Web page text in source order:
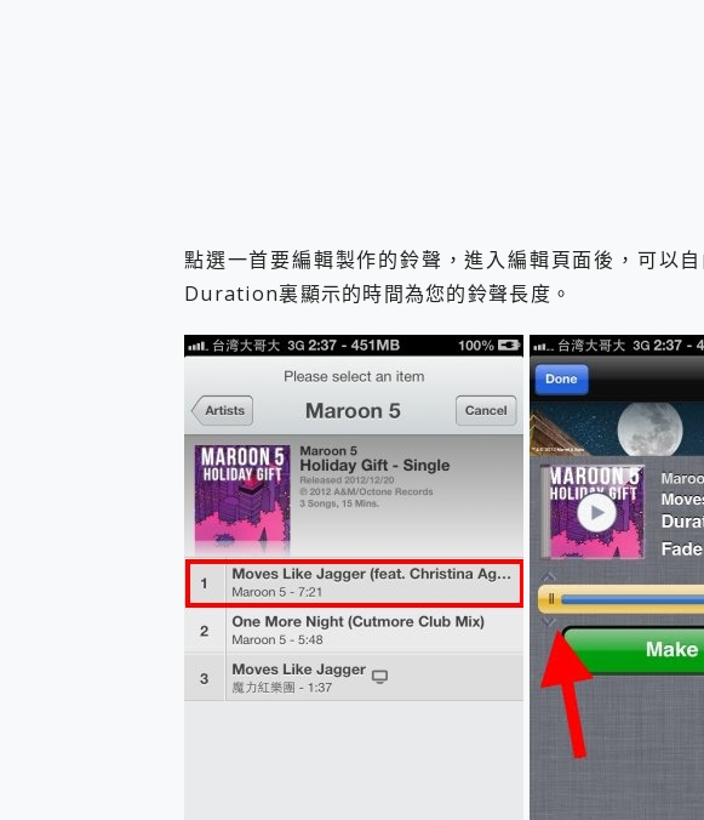
人像旗艦 vivo V30 系列 開箱 評測! 首搭蔡
一吸完美對位 擁有超強吸力與超好用的隱磁
OPPO 哈蘇 300mm 專業增距鏡實測：Find
點選一首要編輯製作的鈴聲，進入編輯頁面後，可以
Duration裏顯示的時間為您的鈴聲長度。